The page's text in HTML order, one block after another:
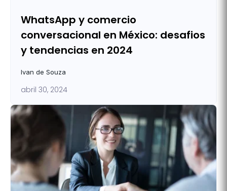
WhatsApp y comercio
conversacional en México: desafios
y tendencias en 2024
Ivan de Souza
abril 30, 2024